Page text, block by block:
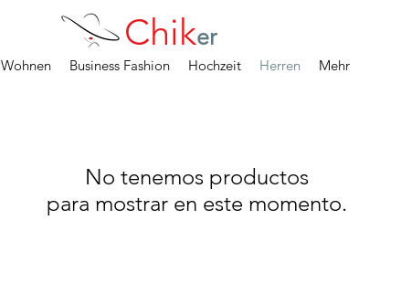
Chiker
Wohnen Business Fashion Hochzeit Herren Mehr
No tenemos productos
para mostrar en este momento.